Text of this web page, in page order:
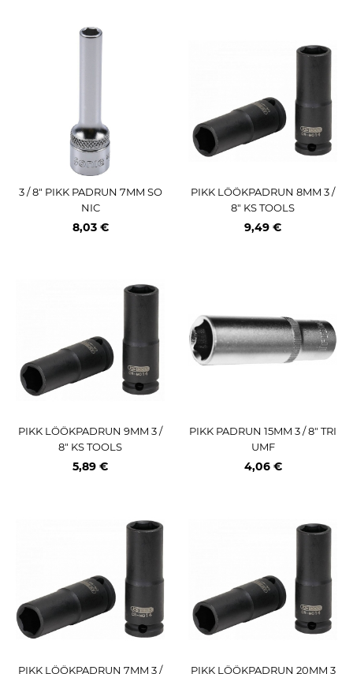
3 / 8" PIKK PADRUN 7MM SO
NIC
8,03 €
PIKK LÖÖKPADRUN 8MM 3 /
8" KS TOOLS
9,49 €
PIKK LÖÖKPADRUN 9MM 3 /
8" KS TOOLS
5,89 €
PIKK PADRUN 15MM 3 / 8" TRI
UMF
4,06 €
PIKK LÖÖKPADRUN 7MM 3 /
PIKK LÖÖKPADRUN 20MM 3